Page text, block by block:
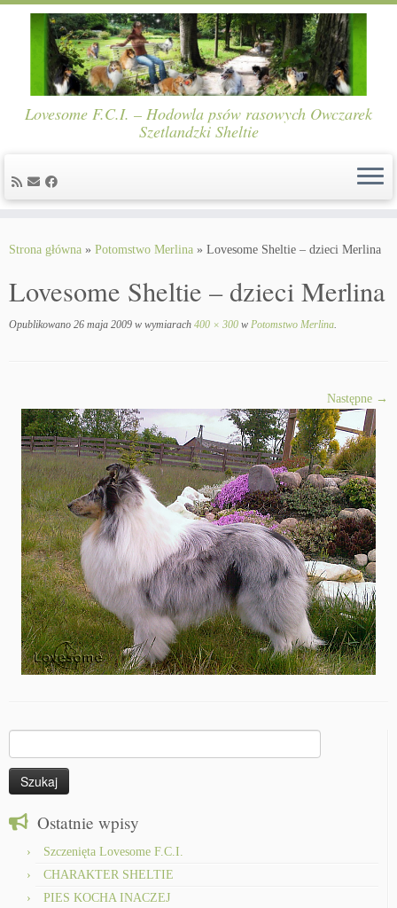
Lovesome F.C.I. – Hodowla psów rasowych Owczarek
Szetlandzki Sheltie
Strona główna » Potomstwo Merlina » Lovesome Sheltie – dzieci Merlina
Lovesome Sheltie – dzieci Merlina
Opublikowano 26 maja 2009 w wymiarach 400 × 300 w Potomstwo Merlina.
Następne →
Ostatnie wpisy
Szczenięta Lovesome F.C.I.
CHARAKTER SHELTIE
PIES KOCHA INACZEJ